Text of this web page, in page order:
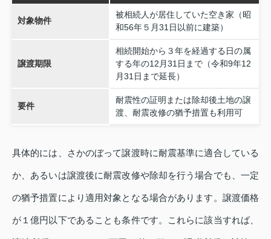
対象物件
被相続人が居住していた空き家（昭
和56年５月31日以前に建築）
譲渡期限
相続開始から３年を経過する日の属
する年の12月31日まで（令和9年12
月31日まで延長）
要件
耐震性の証明または除却後土地の譲
渡、耐震改修の猶予措置も利用可
具体的には、さかのぼって譲渡時に耐震基準に適合している
か、あるいは譲渡後に耐震改修や除却を行う場合でも、一定
の猶予措置により適用対象となる場合があります。譲渡価格
が１億円以下であることも条件です。これらに該当すれば、